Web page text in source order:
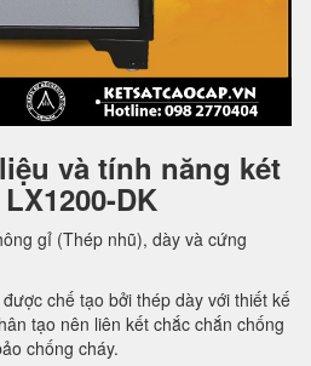
và tính năng két
DK
gỉ (Thép nhũ), dày và cứng
được chế tạo bởi thép dày với thiết kế
tạo nên liên kết chắc chắn chống
chống cháy.